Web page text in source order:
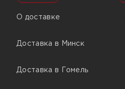
О доставке
Доставка в Минск
Доставка в Гомель